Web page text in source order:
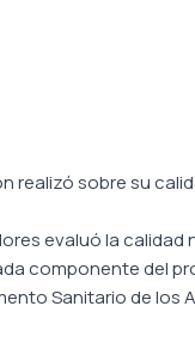
realizó sobre su
evaluó la
componente del
Sanitario de